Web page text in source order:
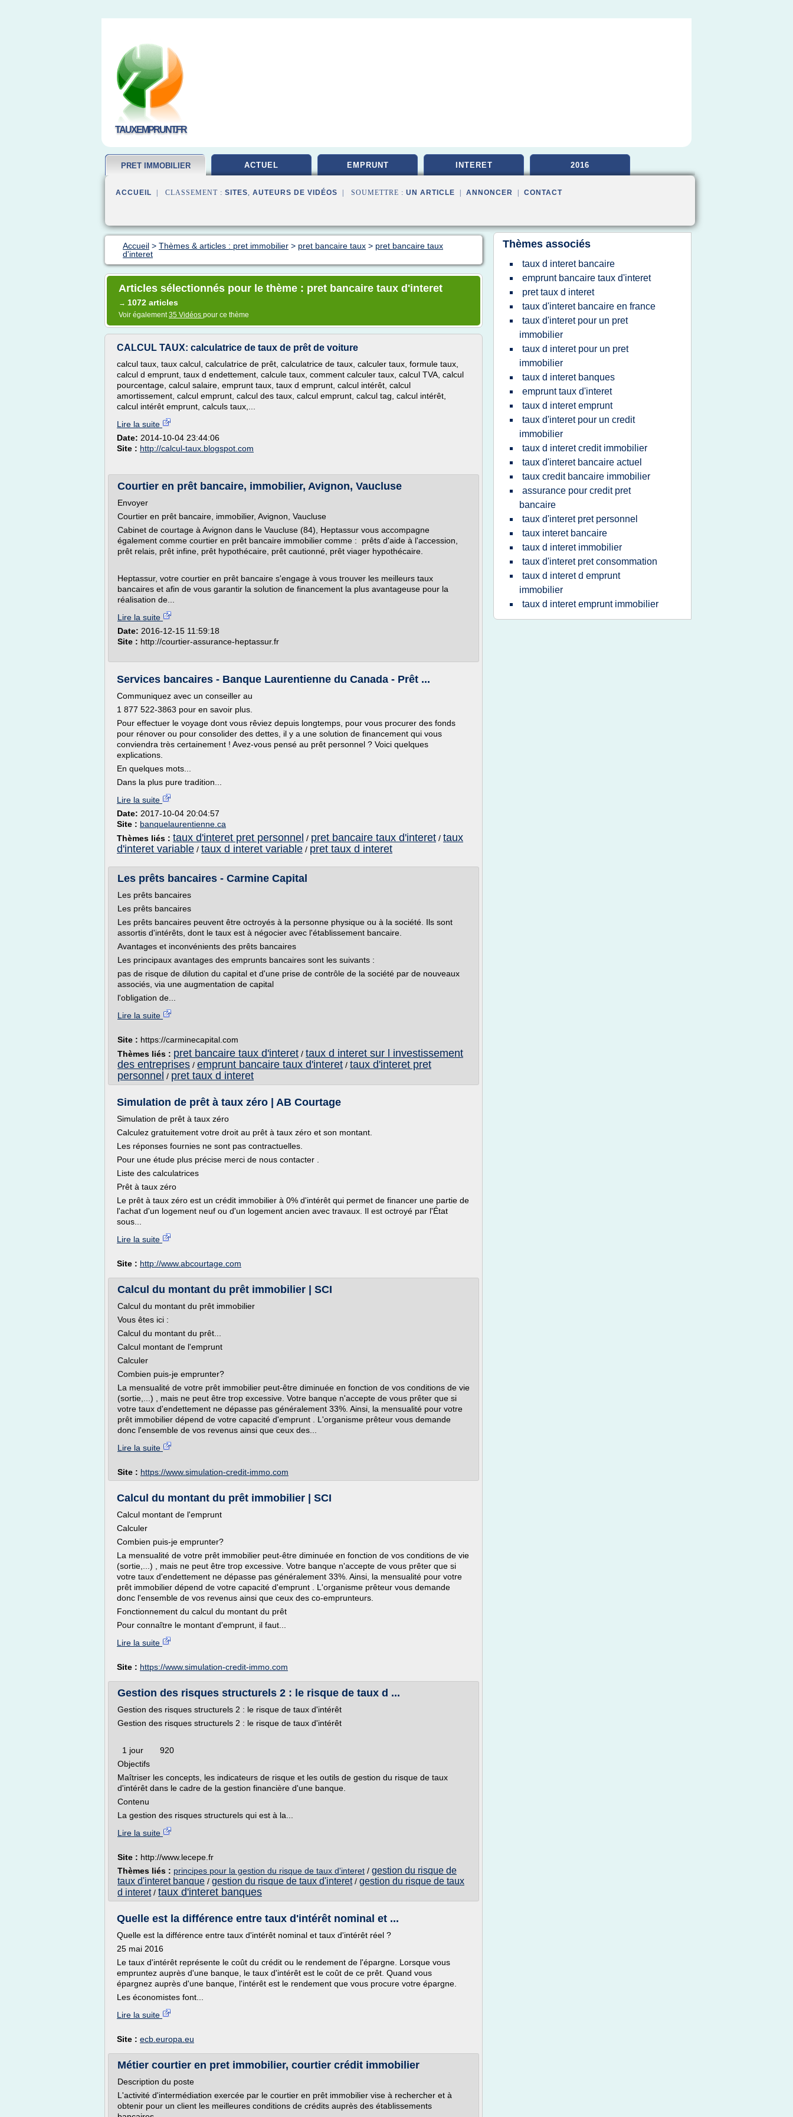
TAUXEMPRUNT.FR
PRET IMMOBILIER ACTUEL EMPRUNT INTERET 2016
ACCUEIL | CLASSEMENT : SITES, AUTEURS DE VIDÉOS | SOUMETTRE : UN ARTICLE ANNONCER CONTACT
Accueil > Thèmes & articles : pret immobilier > pret bancaire taux > pret bancaire taux
d'interet
Articles sélectionnés pour le thème : pret bancaire taux d'interet
→ 1072 articles
Voir également35 Vidéos pour ce thème
CALCUL TAUX: calculatrice de taux de prêt de voiture
calcul taux, taux calcul, calculatrice de prêt, calculatrice de taux, calculer taux, formule taux,
calcul d emprunt, taux d endettement, calcule taux, comment calculer taux, calcul TVA, calcul
pourcentage, calcul salaire, emprunt taux, taux d emprunt, calcul intérêt, calcul
amortissement, calcul emprunt, calcul des taux, calcul emprunt, calcul tag, calcul intérêt,
calcul intérêt emprunt, calculs taux,...
Lire la suite
Date: 2014-10-04 23:44:06
Site : http://calcul-taux.blogspot.com
Courtier en prêt bancaire, immobilier, Avignon, Vaucluse
Envoyer
Courtier en prêt bancaire, immobilier, Avignon, Vaucluse
Cabinet de courtage à Avignon dans le Vaucluse (84), Heptassur vous accompagne
également comme courtier en prêt bancaire immobilier comme : prêts d'aide à l'accession,
prêt relais, prêt infine, prêt hypothécaire, prêt cautionné, prêt viager hypothécaire.
Heptassur, votre courtier en prêt bancaire s'engage à vous trouver les meilleurs taux
bancaires et afin de vous garantir la solution de financement la plus avantageuse pour la
réalisation de...
Lire la suite
Date: 2016-12-15 11:59:18
Site : http://courtier-assurance-heptassur.fr
Services bancaires - Banque Laurentienne du Canada - Prêt ...
Communiquez avec un conseiller au
1 877 522-3863 pour en savoir plus.
Pour effectuer le voyage dont vous rêviez depuis longtemps, pour vous procurer des fonds
pour rénover ou pour consolider des dettes, il y a une solution de financement qui vous
conviendra très certainement ! Avez-vous pensé au prêt personnel ? Voici quelques
explications.
En quelques mots...
Dans la plus pure tradition...
Lire la suite
Date: 2017-10-04 20:04:57
Site : banquelaurentienne.ca
Thèmes liés : taux d'interet pret personnel / pret bancaire taux d'interet / taux
d'interet variable / taux d interet variable / pret taux d interet
Les prêts bancaires - Carmine Capital
Les prêts bancaires
Les prêts bancaires
Les prêts bancaires peuvent être octroyés à la personne physique ou à la société. Ils sont
assortis d'intérêts, dont le taux est à négocier avec l'établissement bancaire.
Avantages et inconvénients des prêts bancaires
Les principaux avantages des emprunts bancaires sont les suivants :
pas de risque de dilution du capital et d'une prise de contrôle de la société par de nouveaux
associés, via une augmentation de capital
l'obligation de...
Lire la suite
Site : https://carminecapital.com
Thèmes liés : pret bancaire taux d'interet / taux d interet sur l investissement
des entreprises / emprunt bancaire taux d'interet / taux d'interet pret
personnel / pret taux d interet
Simulation de prêt à taux zéro | AB Courtage
Simulation de prêt à taux zéro
Calculez gratuitement votre droit au prêt à taux zéro et son montant.
Les réponses fournies ne sont pas contractuelles.
Pour une étude plus précise merci de nous contacter .
Liste des calculatrices
Prêt à taux zéro
Le prêt à taux zéro est un crédit immobilier à 0% d'intérêt qui permet de financer une partie de
l'achat d'un logement neuf ou d'un logement ancien avec travaux. Il est octroyé par l'État
sous...
Lire la suite
Site : http://www.abcourtage.com
Calcul du montant du prêt immobilier | SCI
Calcul du montant du prêt immobilier
Vous êtes ici :
Calcul du montant du prêt...
Calcul montant de l'emprunt
Calculer
Combien puis-je emprunter?
La mensualité de votre prêt immobilier peut-être diminuée en fonction de vos conditions de vie
(sortie,...) , mais ne peut être trop excessive. Votre banque n'accepte de vous prêter que si
votre taux d'endettement ne dépasse pas généralement 33%. Ainsi, la mensualité pour votre
prêt immobilier dépend de votre capacité d'emprunt . L'organisme prêteur vous demande
donc l'ensemble de vos revenus ainsi que ceux des...
Lire la suite
Site : https://www.simulation-credit-immo.com
Calcul du montant du prêt immobilier | SCI
Calcul montant de l'emprunt
Calculer
Combien puis-je emprunter?
La mensualité de votre prêt immobilier peut-être diminuée en fonction de vos conditions de vie
(sortie,...) , mais ne peut être trop excessive. Votre banque n'accepte de vous prêter que si
votre taux d'endettement ne dépasse pas généralement 33%. Ainsi, la mensualité pour votre
prêt immobilier dépend de votre capacité d'emprunt . L'organisme prêteur vous demande
donc l'ensemble de vos revenus ainsi que ceux des co-emprunteurs.
Fonctionnement du calcul du montant du prêt
Pour connaître le montant d'emprunt, il faut...
Lire la suite
Site : https://www.simulation-credit-immo.com
Gestion des risques structurels 2 : le risque de taux d ...
Gestion des risques structurels 2 : le risque de taux d'intérêt
Gestion des risques structurels 2 : le risque de taux d'intérêt
1 jour 920
Objectifs
Maîtriser les concepts, les indicateurs de risque et les outils de gestion du risque de taux
d'intérêt dans le cadre de la gestion financière d'une banque.
Contenu
La gestion des risques structurels qui est à la...
Lire la suite
Site : http://www.lecepe.fr
Thèmes liés : principes pour la gestion du risque de taux d'interet / gestion du risque de
taux d'interet banque / gestion du risque de taux d'interet/ gestion du risque de taux
d interet/ taux d'interet banques
Quelle est la différence entre taux d'intérêt nominal et ...
Quelle est la différence entre taux d'intérêt nominal et taux d'intérêt réel ?
25 mai 2016
Le taux d'intérêt représente le coût du crédit ou le rendement de l'épargne. Lorsque vous
empruntez auprès d'une banque, le taux d'intérêt est le coût de ce prêt. Quand vous
épargnez auprès d'une banque, l'intérêt est le rendement que vous procure votre épargne.
Les économistes font...
Lire la suite
Site : ecb.europa.eu
Métier courtier en pret immobilier, courtier crédit immobilier
Description du poste
L'activité d'intermédiation exercée par le courtier en prêt immobilier vise à rechercher et à
obtenir pour un client les meilleures conditions de crédits auprès des établissements
Thèmes associés
taux d interet bancaire
emprunt bancaire taux d'interet
pret taux d interet
taux d'interet bancaire en france
taux d'interet pour un pret
immobilier
taux d interet pour un pret
immobilier
taux d interet banques
emprunt taux d'interet
taux d interet emprunt
taux d'interet pour un credit
immobilier
taux d interet credit immobilier
taux d'interet bancaire actuel
taux credit bancaire immobilier
assurance pour credit pret
bancaire
taux d'interet pret personnel
taux interet bancaire
taux d interet immobilier
taux d'interet pret consommation
taux d interet d emprunt
immobilier
taux d interet emprunt immobilier